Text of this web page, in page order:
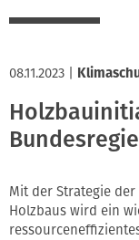
08.11.2023
Mit der Strategie
Holzbaus wird ein